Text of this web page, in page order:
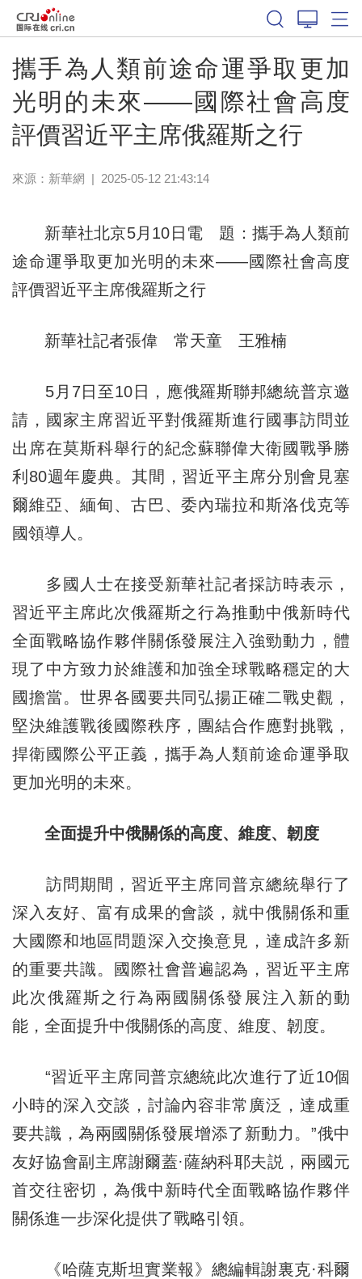
攜手為人類前途命運爭取更加
光明的未來——國際社會高度
評價習近平主席俄羅斯之行
來源： 新華網 | 2025-05-12 21:43:14
新華社北京5月10日電 題：攜手為人類前
途命運爭取更加光明的未來——國際社會高度
評價習近平主席俄羅斯之行
新華社記者張偉 常天童 王雅楠
5月7日至10日，應俄羅斯聯邦總統普京邀
請，國家主席習近平對俄羅斯進行國事訪問並
出席在莫斯科舉行的紀念蘇聯偉大衛國戰爭勝
利80週年慶典。其間，習近平主席分別會見塞
爾維亞、緬甸、古巴、委內瑞拉和斯洛伐克等
國領導人。
多國人士在接受新華社記者採訪時表示，
習近平主席此次俄羅斯之行為推動中俄新時代
全面戰略協作夥伴關係發展注入強勁動力，體
現了中方致力於維護和加強全球戰略穩定的大
國擔當。世界各國要共同弘揚正確二戰史觀，
堅決維護戰後國際秩序，團結合作應對挑戰，
捍衛國際公平正義，攜手為人類前途命運爭取
更加光明的未來。
全面提升中俄關係的高度、維度、韌度
訪問期間，習近平主席同普京總統舉行了
深入友好、富有成果的會談，就中俄關係和重
大國際和地區問題深入交換意見，達成許多新
的重要共識。國際社會普遍認為，習近平主席
此次俄羅斯之行為兩國關係發展注入新的動
能，全面提升中俄關係的高度、維度、韌度。
“習近平主席同普京總統此次進行了近10個
小時的深入交談，討論內容非常廣泛，達成重
要共識，為兩國關係發展增添了新動力。”俄中
友好協會副主席謝爾蓋·薩納科耶夫説，兩國元
首交往密切，為俄中新時代全面戰略協作夥伴
關係進一步深化提供了戰略引領。
《哈薩克斯坦實業報》總編輯謝裏克·科爾